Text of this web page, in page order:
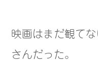
映画はまだ観て
さんだった。